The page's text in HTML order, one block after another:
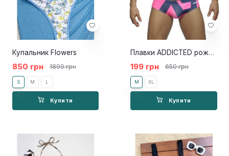
Купальник Flowers
850 грн 1899 грн
S M L
Купити
Плавки ADDICTED рожевий
199 грн 650 грн
M XL
Купити